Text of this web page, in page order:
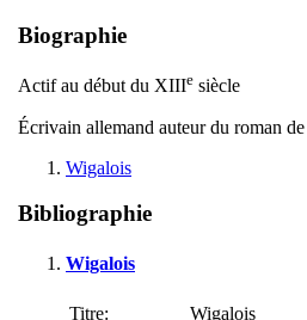
Biographie
Actif au début du XIIIe siècle
Écrivain allemand auteur du roman de
Wigalois
Bibliographie
Wigalois
Titre:
Wigalois